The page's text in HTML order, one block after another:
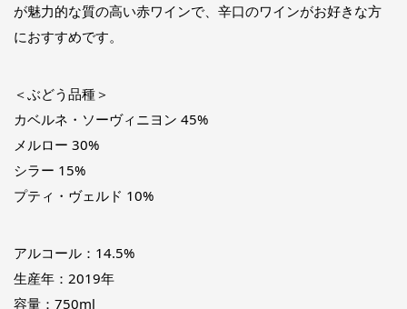
が魅力的な質の高い赤ワインで、辛口のワインがお好きな方
におすすめです。
＜ぶどう品種＞
カベルネ・ソーヴィニヨン 45%
メルロー 30%
シラー 15%
プティ・ヴェルド 10%
アルコール：14.5%
生産年：2019年
容量：750ml